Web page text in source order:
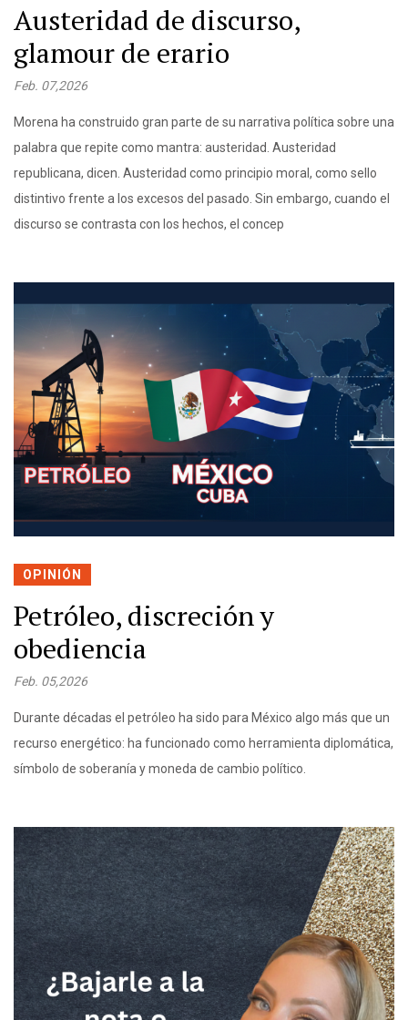
Austeridad de discurso,
glamour de erario
Feb. 07,2026
Morena ha construido gran parte de su narrativa política sobre una
palabra que repite como mantra: austeridad. Austeridad
republicana, dicen. Austeridad como principio moral, como sello
distintivo frente a los excesos del pasado. Sin embargo, cuando el
discurso se contrasta con los hechos, el concep
OPINIÓN
Petróleo, discreción y
obediencia
Feb. 05,2026
Durante décadas el petróleo ha sido para México algo más que un
recurso energético: ha funcionado como herramienta diplomática,
símbolo de soberanía y moneda de cambio político.